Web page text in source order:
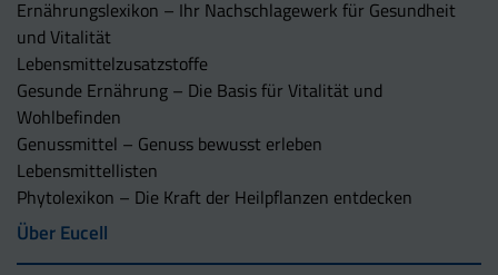
Ernährungslexikon – Ihr Nachschlagewerk für Gesundheit
und Vitalität
Lebensmittelzusatzstoffe
Gesunde Ernährung – Die Basis für Vitalität und
Wohlbefinden
Genussmittel – Genuss bewusst erleben
Lebensmittellisten
Phytolexikon – Die Kraft der Heilpflanzen entdecken
Über Eucell